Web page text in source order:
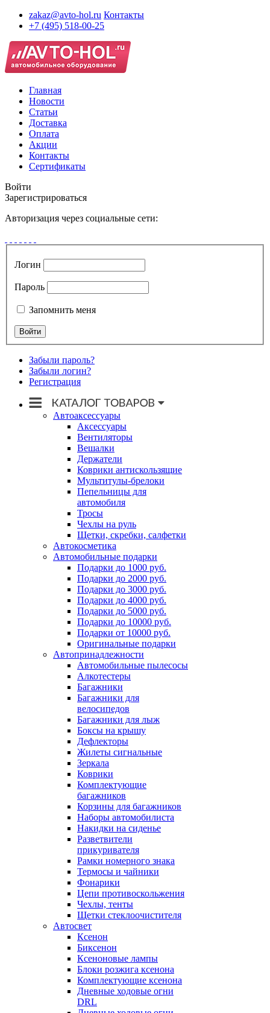
zakaz@avto-hol.ru Контакты
+7 (495) 518-00-25
Главная
Новости
Статьи
Доставка
Оплата
Акции
Контакты
Сертификаты
Войти
Зарегистрироваться
Авторизация через социальные сети:
Логин
Пароль
Запомнить меня
Забыли пароль?
Забыли логин?
Регистрация
Автоаксессуары
Аксессуары
Вентиляторы
Вешалки
Держатели
Коврики антискользящие
Мультитулы-брелоки
Пепельницы для
автомобиля
Тросы
Чехлы на руль
Щетки, скребки, салфетки
Автокосметика
Автомобильные подарки
Подарки до 1000 руб.
Подарки до 2000 руб.
Подарки до 3000 руб.
Подарки до 4000 руб.
Подарки до 5000 руб.
Подарки до 10000 руб.
Подарки от 10000 руб.
Оригинальные подарки
Автопринадлежности
Автомобильные пылесосы
Алкотестеры
Багажники
Багажники для
велосипедов
Багажники для лыж
Боксы на крышу
Дефлекторы
Жилеты сигнальные
Зеркала
Коврики
Комплектующие
багажников
Корзины для багажников
Наборы автомобилиста
Накидки на сиденье
Разветвители
прикуривателя
Рамки номерного знака
Термосы и чайники
Фонарики
Цепи противоскольжения
Чехлы, тенты
Щетки стеклоочистителя
Автосвет
Ксенон
Биксенон
Ксеноновые лампы
Блоки розжига ксенона
Комплектующие ксенона
Дневные ходовые огни
DRL